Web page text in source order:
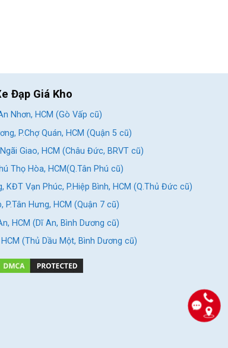
Đạp Giá Kho
Nhơn, HCM (Gò Vấp cũ)
P.Chợ Quán, HCM (Quận 5 cũ)
Giao, HCM (Châu Đức, BRVT cũ)
Thọ Hòa, HCM(Q.Tân Phú cũ)
KĐT Vạn Phúc, P.Hiệp Bình, HCM (Q.Thủ Đức cũ)
P.Tân Hưng, HCM (Quận 7 cũ)
HCM (Dĩ An, Bình Dương cũ)
HCM (Thủ Dầu Một, Bình Dương cũ)